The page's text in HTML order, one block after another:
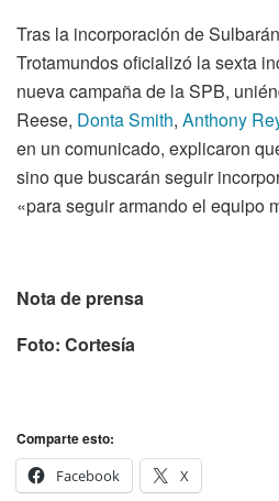
Tras la incorporación de
Trotamundos oficializó la sexta
nueva campaña de la SPB,
Reese, Donta Smith, Anthony
en un comunicado, explicaron
sino que buscarán seguir
«para seguir armando el equipo
Nota de prensa
Foto: Cortesía
Comparte esto:
Facebook
X